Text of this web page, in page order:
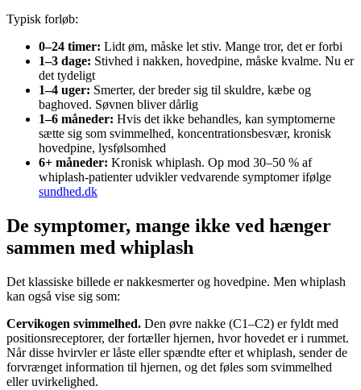
Typisk forløb:
0–24 timer: Lidt øm, måske let stiv. Mange tror, det er forbi
1–3 dage: Stivhed i nakken, hovedpine, måske kvalme. Nu er
det tydeligt
1–4 uger: Smerter, der breder sig til skuldre, kæbe og
baghoved. Søvnen bliver dårlig
1–6 måneder: Hvis det ikke behandles, kan symptomerne
sætte sig som svimmelhed, koncentrationsbesvær, kronisk
hovedpine, lysfølsomhed
6+ måneder: Kronisk whiplash. Op mod 30–50 % af
whiplash-patienter udvikler vedvarende symptomer ifølge
sundhed.dk
De symptomer, mange ikke ved hænger
sammen med whiplash
Det klassiske billede er nakkesmerter og hovedpine. Men whiplash
kan også vise sig som:
Cervikogen svimmelhed. Den øvre nakke (C1–C2) er fyldt med
positionsreceptorer, der fortæller hjernen, hvor hovedet er i rummet.
Når disse hvirvler er låste eller spændte efter et whiplash, sender de
forvrænget information til hjernen, og det føles som svimmelhed
eller uvirkelighed.